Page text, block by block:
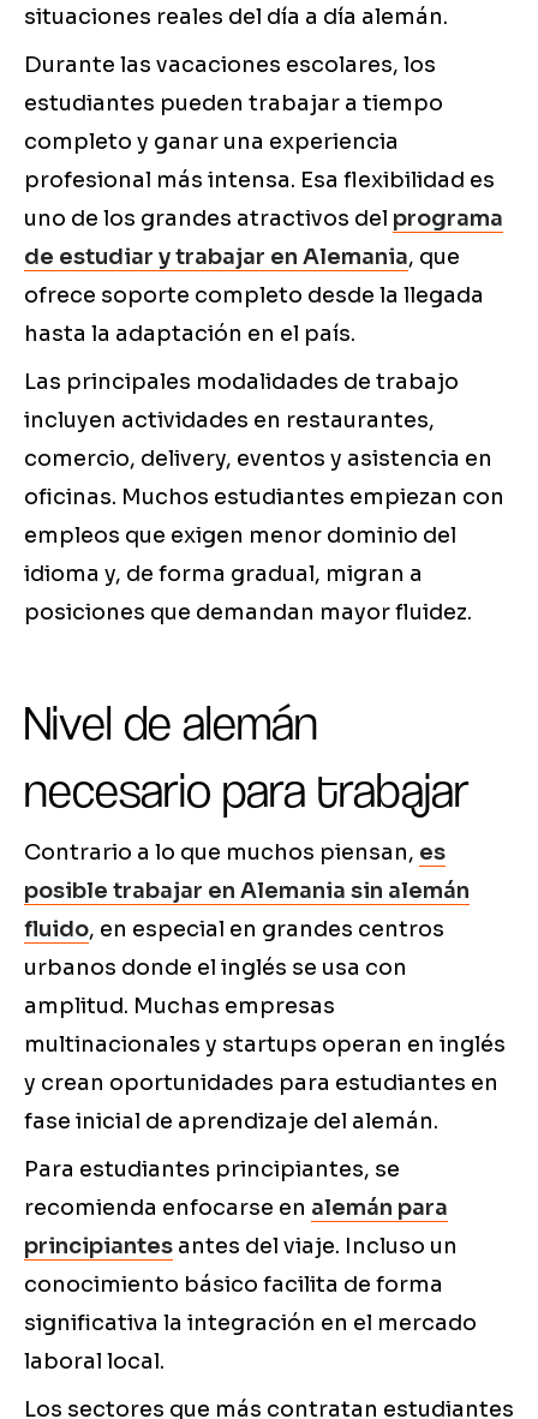
situaciones reales del día a día alemán.
Durante las vacaciones escolares, los
estudiantes pueden trabajar a tiempo
completo y ganar una experiencia
profesional más intensa. Esa flexibilidad es
uno de los grandes atractivos del programa
de estudiar y trabajar en Alemania, que
ofrece soporte completo desde la llegada
hasta la adaptación en el país.
Las principales modalidades de trabajo
incluyen actividades en restaurantes,
comercio, delivery, eventos y asistencia en
oficinas. Muchos estudiantes empiezan con
empleos que exigen menor dominio del
idioma y, de forma gradual, migran a
posiciones que demandan mayor fluidez.
Nivel de alemán
necesario para trabajar
Contrario a lo que muchos piensan, es
posible trabajar en Alemania sin alemán
fluido, en especial en grandes centros
urbanos donde el inglés se usa con
amplitud. Muchas empresas
multinacionales y startups operan en inglés
y crean oportunidades para estudiantes en
fase inicial de aprendizaje del alemán.
Para estudiantes principiantes, se
recomienda enfocarse en alemán para
principiantes antes del viaje. Incluso un
conocimiento básico facilita de forma
significativa la integración en el mercado
laboral local.
Los sectores que más contratan estudiantes